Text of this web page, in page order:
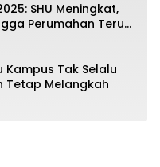
SHU Meningkat,
Perumahan Terus
Kampus Tak Selalu
Tetap Melangkah